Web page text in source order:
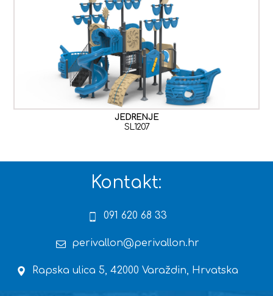
JEDRENJE
SL1207
Kontakt:
091 620 68 33
perivallon@perivallon.hr
Rapska ulica 5, 42000 Varaždin, Hrvatska